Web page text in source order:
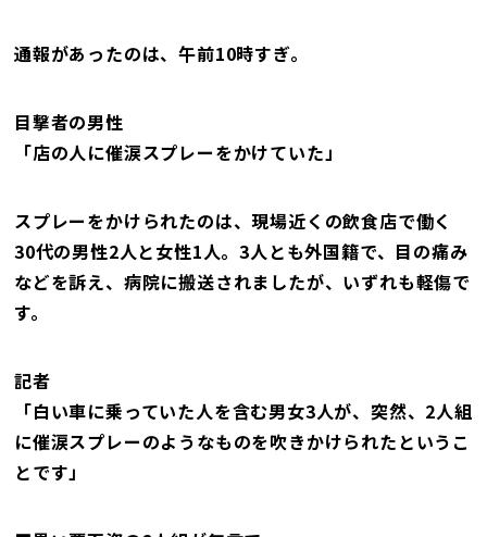
通報があったのは、午前10時すぎ。
目撃者の男性
「店の人に催涙スプレーをかけていた」
スプレーをかけられたのは、現場近くの飲食店で働く
30代の男性2人と女性1人。3人とも外国籍で、目の痛み
などを訴え、病院に搬送されましたが、いずれも軽傷で
す。
記者
「白い車に乗っていた人を含む男女3人が、突然、2人組
に催涙スプレーのようなものを吹きかけられたというこ
とです」